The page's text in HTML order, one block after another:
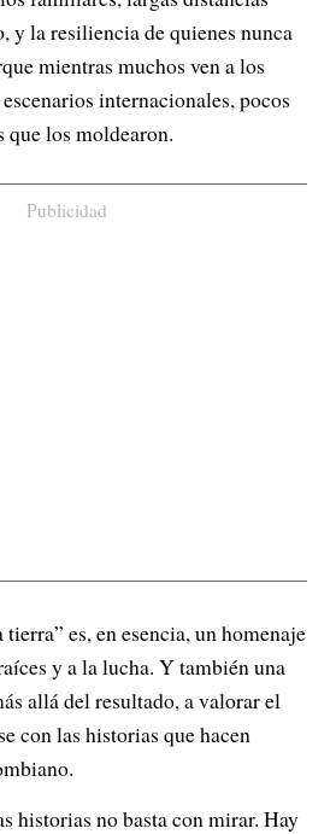
y la resiliencia de quienes nunca
mientras muchos ven a los
internacionales, pocos
que los moldearon.
Publicidad
es, en esencia, un homenaje
y a la lucha. Y también una
allá del resultado, a valorar el
con las historias que hacen
historias no basta con mirar. Hay